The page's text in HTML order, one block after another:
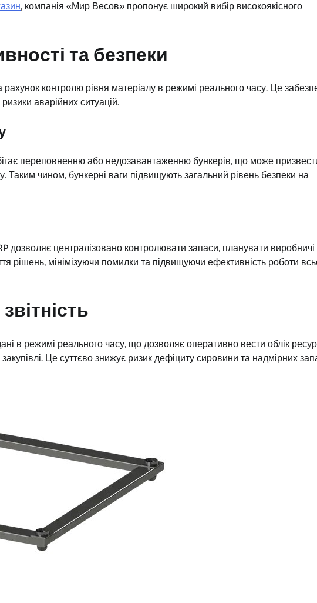
, компанія «Мир Весов» пропонує широкий вибір високоякісного
та безпеки
контролю рівня матеріалу в режимі реального часу. Це
аварійних ситуацій.
переповненню або недозавантаженню бункерів, що може
чином, бункерні ваги підвищують загальний рівень безпеки на
дозволяє централізовано контролювати запаси, планувати виробничі
рішень, мінімізуючи помилки та підвищуючи ефективність роботи
в режимі реального часу, що дозволяє оперативно вести облік
Це суттєво знижує ризик дефіциту сировини та надмірних